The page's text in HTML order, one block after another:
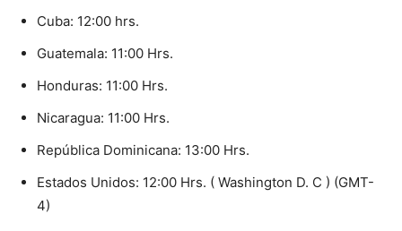
Cuba: 12:00 hrs.
Guatemala: 11:00 Hrs.
Honduras: 11:00 Hrs.
Nicaragua: 11:00 Hrs.
República Dominicana: 13:00 Hrs.
Estados Unidos: 12:00 Hrs. ( Washington D. C ) (GMT-
4)